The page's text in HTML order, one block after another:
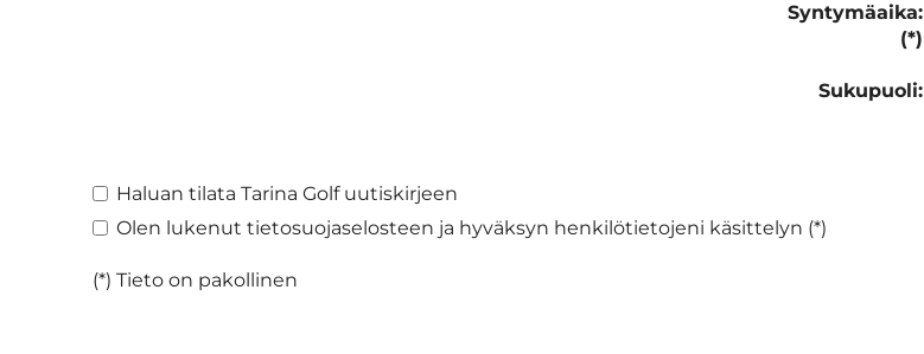
Syntymäaika:
(*)
Sukupuoli:
Haluan tilata Tarina Golf uutiskirjeen
Olen lukenut tietosuojaselosteen ja hyväksyn henkilötietojeni käsittelyn (*)
(*) Tieto on pakollinen